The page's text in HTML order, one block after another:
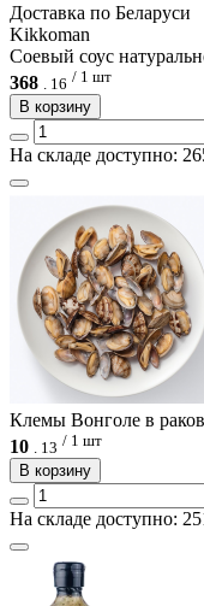
Доcтавка по Беларуси
Kikkoman
Соевый соус
368 . 16 / 1 шт
В корзину
На складе доступно:
Клемы Вонголе в
10 . 13 / 1 шт
В корзину
На складе доступно: